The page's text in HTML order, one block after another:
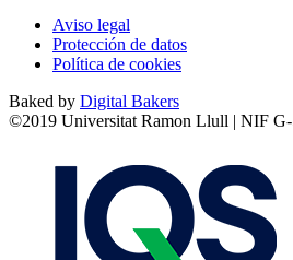
Aviso legal
Protección de datos
Política de cookies
Baked by Digital Bakers
©2019 Universitat Ramon Llull | NIF